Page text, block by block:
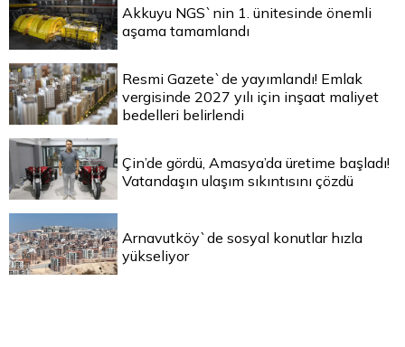
Akkuyu NGS`nin 1. ünitesinde önemli
aşama tamamlandı
Resmi Gazete`de yayımlandı! Emlak
vergisinde 2027 yılı için inşaat maliyet
bedelleri belirlendi
Çin’de gördü, Amasya’da üretime başladı!
Vatandaşın ulaşım sıkıntısını çözdü
Arnavutköy`de sosyal konutlar hızla
yükseliyor